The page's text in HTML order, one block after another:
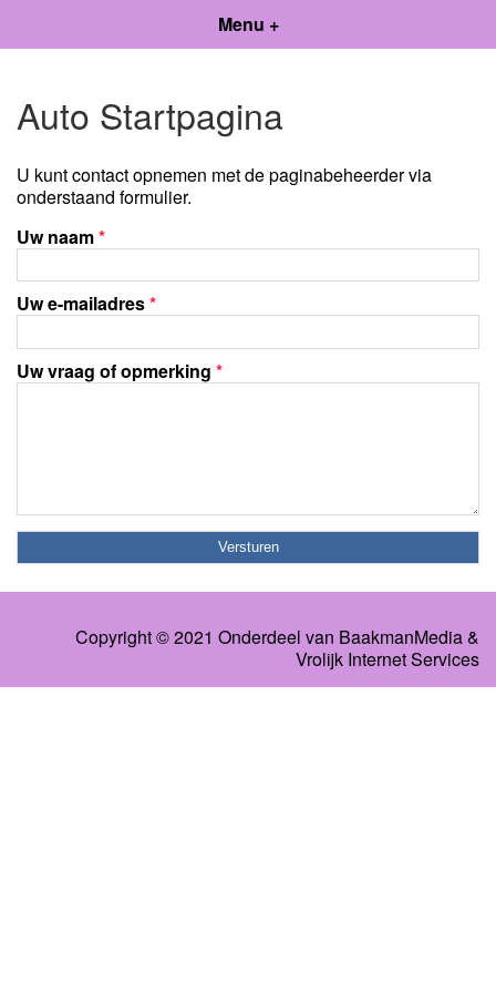
Menu +
Auto Startpagina
U kunt contact opnemen met de paginabeheerder via
onderstaand formulier.
Uw naam*
Uw e-mailadres*
Uw vraag of opmerking *
Copyright © 2021 Onderdeel van BaakmanMedia&
Vrolijk Internet Services